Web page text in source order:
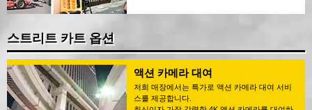
스트리트 카트 옵션
액션 카메라 대여
저희 매장에서는 특가로 액션 카메라 대여 서비
스를 제공합니다.